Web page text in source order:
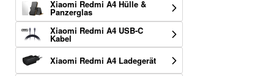
Xiaomi Redmi A4 Hülle &
Panzerglas
Xiaomi Redmi A4 USB-C
Kabel
Xiaomi Redmi A4 Ladegerät